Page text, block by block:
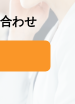
わせ